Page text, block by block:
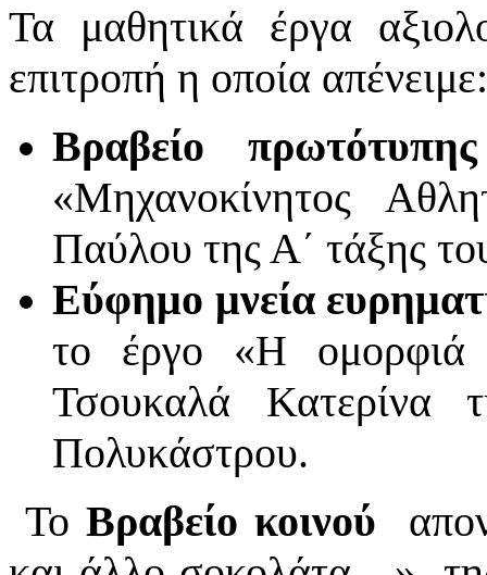
Τα μαθητικά έργα
επιτροπή η οποία απένειμε:
Βραβείο
«Μηχανοκίνητος
Παύλου της Α΄ τάξης
Εύφημο μνεία
το έργο «Η ομορφιά
Τσουκαλά Κατερίνα
Πολυκάστρου.
Το Βραβείο κοινού